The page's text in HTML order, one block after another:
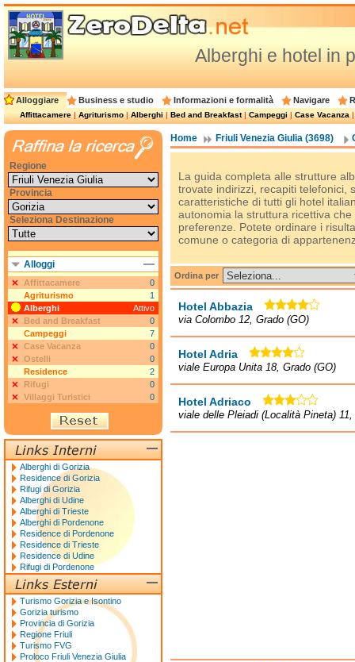
Alberghi e hotel in
Alloggiare Business e studio Informazioni e formalità Navigare
Affittacamere|Agriturismo|Alberghi|Bed and Breakfast|Campeggi|Case Vacanza
Home Friuli Venezia Giulia (3698)
La guida completa alle strutture
trovate indirizzi, recapiti telefonici,
caratteristiche di tutti gli hotel
autonomia la struttura ricettiva
preferenze. Potete ordinare i
comune o categoria di
Ordina per
Hotel Abbazia
via Colombo 12, Grado (GO)
Hotel Adria
viale Europa Unita 18, Grado (GO)
Hotel Adriaco
viale delle Pleiadi (Località Pineta) 11,
Regione
Provincia
Seleziona Destinazione
Alloggi
Affittacamere
0
Agriturismo
1
Alberghi
Attivo
Bed and Breakfast
0
Campeggi
7
Case Vacanza
0
Ostelli
0
Residence
2
Rifugi
0
Villaggi Turistici
0
Alberghi di Gorizia
Residence di Gorizia
Rifugi di Gorizia
Alberghi di Udine
Alberghi di Trieste
Alberghi di Pordenone
Residence di Pordenone
Residence di Trieste
Residence di Udine
Rifugi di Pordenone
Turismo Gorizia e Isontino
Gorizia turismo
Provincia di Gorizia
Regione Friuli
Turismo FVG
Proloco Friuli Venezia Giulia